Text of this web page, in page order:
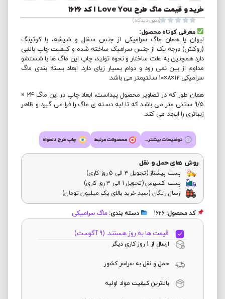
خرید و قیمت ماگ طرح I Love You کد 1626




(بدون دیدگاه)
معرفی کوتاه محصول:
لیوان یا همان ماگ سرامیکی از جنس سفال و شیشه، با کوتینگ
(روکش) درجه یک از جنس سرامیک ساخته شده و کیفیت چاپ بالایی
دارد همچنین به علت ساختار و نحوه تولید، چاپ این ماگ ها با شستشو
مداوم از بین نمی رود و دوام بسیار زیای دارد. ابعاد بسته بندی ماگ
سرامیکی 12×8×10 سانتیمتر می باشد.
همان طور که در تصاویر محصول پیداست، ابعاد چاپ در این ماگ 24 ×
9/5 سانتی متر می باشد که تا لبه دسته ی ماگ را فرا می گیرد و ظاهر
زیباتری را ایجاد می کند.
توضیحات بیشتر... محصولات مرتبط چاپ طرح دلخواه
روش های حمل و نقل
پست پیشتاز (تحویل 3 الی 5 روز کاری)
پست اکسپرس (تحویل 1 الی 3 روز کاری)
ارسال رایگان (سبد خرید بالای یک میلیون تومان)
کد محصول:1626 دسته بندی: ماگ سرامیکی
قیمت ها به روز هستند. (9 آگوست)
ارسال از 1 روز کاری دیگر
حمل و نقل به سراسر کشور
بالاترین کیفیت مواد اولیه